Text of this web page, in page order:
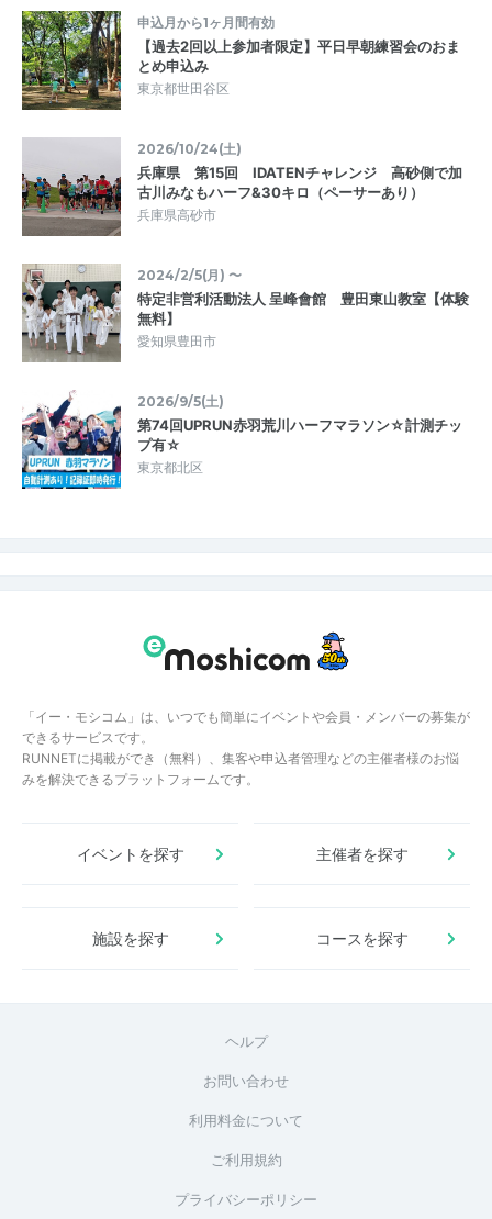
申込月から1ヶ月間有効
【過去2回以上参加者限定】平日早朝練習会のおま
とめ申込み
東京都世田谷区
2026/10/24(土)
兵庫県 第15回 IDATENチャレンジ 高砂側で加
古川みなもハーフ&30キロ（ペーサーあり）
兵庫県高砂市
2024/2/5(月) 〜
特定非営利活動法人 呈峰會館 豊田東山教室【体験
無料】
愛知県豊田市
2026/9/5(土)
第74回UPRUN赤羽荒川ハーフマラソン☆計測チッ
プ有☆
東京都北区
「イー・モシコム」は、いつでも簡単にイベントや会員・メンバーの募集が
できるサービスです。
RUNNETに掲載ができ（無料）、集客や申込者管理などの主催者様のお悩
みを解決できるプラットフォームです。
イベントを探す 主催者を探す
施設を探す コースを探す
ヘルプ
お問い合わせ
利用料金について
ご利用規約
プライバシーポリシー